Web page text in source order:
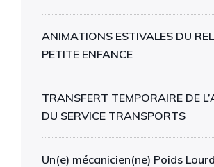
ANIMATIONS ESTIVALES DU
PETITE ENFANCE
TRANSFERT TEMPORAIRE DE
DU SERVICE TRANSPORTS
Un(e) mécanicien(ne) Poids